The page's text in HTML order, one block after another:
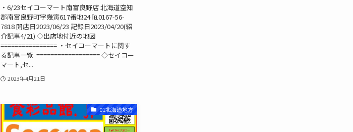
・6/23セイコーマート南富良野店 北海道空知
郡南富良野町字幾寅617番地24 ℡0167-56-
7818 開店日2023/06/23 記録日2023/04/20(紹
介記事4/21) ◇出店地付近の地図
================ ・セイコーマートに関す
る記事一覧 ================== ◇セイコー
マート,セ...
2023年4月21日
01北海道地方